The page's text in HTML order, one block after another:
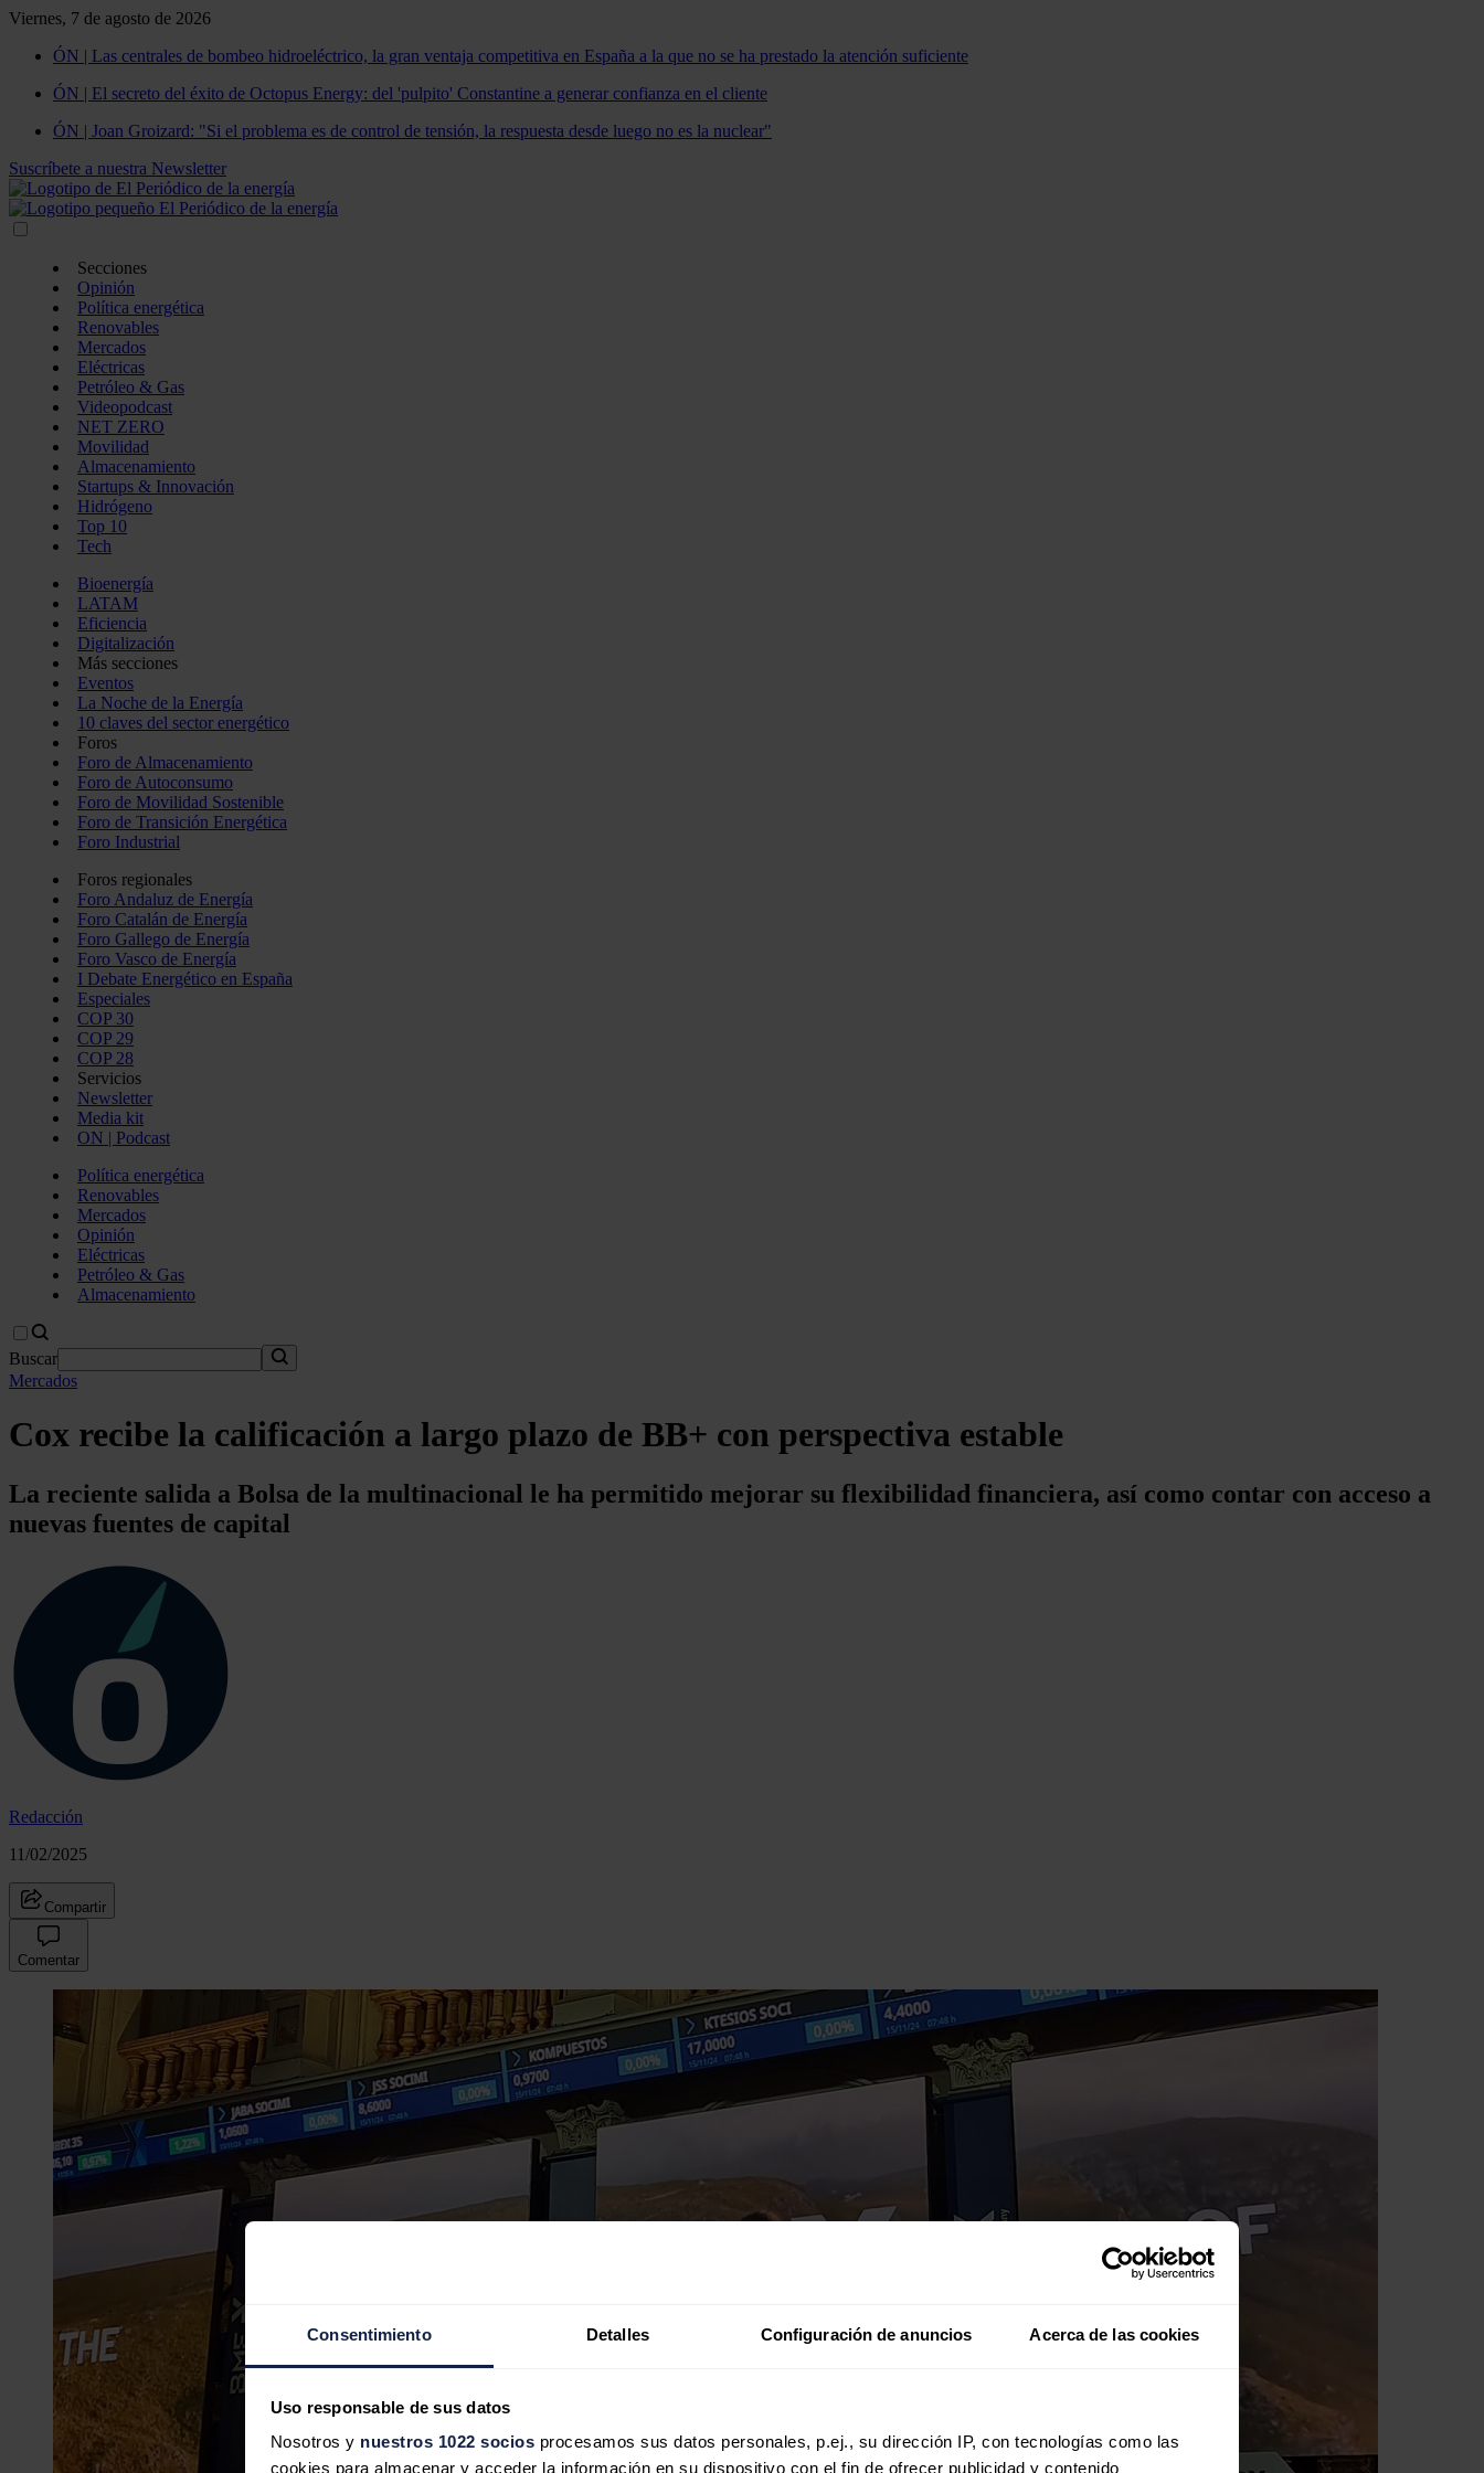
Consentimiento Detalles Configuración de anuncios Acerca de las cookies
Uso responsable de sus datos
Nosotros y nuestros 1022 socios procesamos sus datos personales, p.ej., su dirección IP, con tecnologías como las
cookies para almacenar y acceder la información en su dispositivo con el fin de ofrecer publicidad y contenido
Viernes, 7 de agosto de 2026
ÓN | Las centrales de bombeo hidroeléctrico, la gran ventaja competitiva en España a la que no se ha prestado la atención suficiente
ÓN | El secreto del éxito de Octopus Energy: del 'pulpito' Constantine a generar confianza en el cliente
ÓN | Joan Groizard: "Si el problema es de control de tensión, la respuesta desde luego no es la nuclear"
Suscríbete a nuestra Newsletter
Secciones
Opinión
Política energética
Renovables
Mercados
Eléctricas
Petróleo & Gas
Videopodcast
NET ZERO
Movilidad
Almacenamiento
Startups & Innovación
Hidrógeno
Top 10
Tech
Bioenergía
LATAM
Eficiencia
Digitalización
Más secciones
Eventos
La Noche de la Energía
10 claves del sector energético
Foros
Foro de Almacenamiento
Foro de Autoconsumo
Foro de Movilidad Sostenible
Foro de Transición Energética
Foro Industrial
Foros regionales
Foro Andaluz de Energía
Foro Catalán de Energía
Foro Gallego de Energía
Foro Vasco de Energía
I Debate Energético en España
Especiales
COP 30
COP 29
COP 28
Servicios
Newsletter
Media kit
ON | Podcast
Política energética
Renovables
Mercados
Opinión
Eléctricas
Petróleo & Gas
Almacenamiento
Buscar
Mercados
Cox recibe la calificación a largo plazo de BB+ con perspectiva estable
La reciente salida a Bolsa de la multinacional le ha permitido mejorar su flexibilidad financiera, así como contar con acceso a
nuevas fuentes de capital
Redacción
11/02/2025
Compartir
Comentar